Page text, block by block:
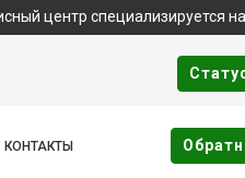
на ремонте
КОНТАКТЫ